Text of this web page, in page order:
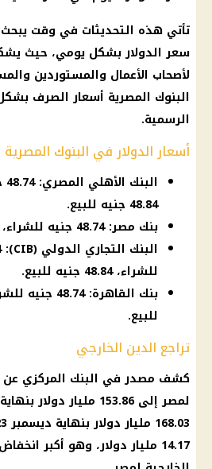
تأتي هذه التحديثات في وقت
سعر الدولاربشكل يومي، حيث
لأصحاب الأعمال والمستوردين
البنوك المصرية أسعار الصرف
الرسمية.
أسعار الدولار في البنوك المصرية
48.84 جنيه للبيع.
بنك مصر: 48.74 جنيه للشراء، 48.84 جنيه للبيع.
للشراء، 48.84 جنيه للبيع.
للبيع.
تراجع الدين الخارجي
كشف مصدر في البنك المركزي عن
لمصر إلى 153.86 مليار
دولار
168.03 مليار
دولار
14.17 مليار
دولار، وهو أكبر